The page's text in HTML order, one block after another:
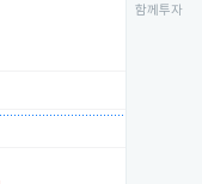
함께투자